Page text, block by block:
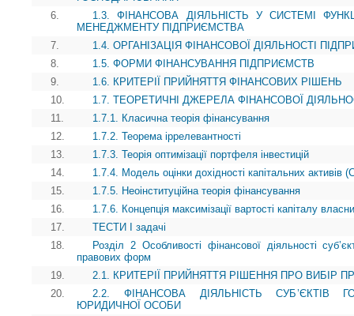
6.
1.3. ФІНАНСОВА ДІЯЛЬНІСТЬ У СИСТЕМІ
МЕНЕДЖМЕНТУ ПІДПРИЄМСТВА
7.
1.4. ОРГАНІЗАЦІЯ ФІНАНСОВОЇ ДІЯЛЬНОСТІ
8.
1.5. ФОРМИ ФІНАНСУВАННЯ ПІДПРИЄМСТВ
9.
1.6. КРИТЕРІЇ ПРИЙНЯТТЯ ФІНАНСОВИХ РІШЕНЬ
10.
1.7. ТЕОРЕТИЧНІ ДЖЕРЕЛА ФІНАНСОВОЇ
11.
1.7.1. Класична теорія фінансування
12.
1.7.2. Теорема іррелевантності
13.
1.7.3. Теорія оптимізації портфеля інвестицій
14.
1.7.4. Модель оцінки дохідності капітальних активів
15.
1.7.5. Неоінституційна теорія фінансування
16.
1.7.6. Концепція максимізації вартості капіталу
17.
ТЕСТИ І задачі
18.
Розділ 2 Особливості фінансової діяльності
правових форм
19.
2.1. КРИТЕРІЇ ПРИЙНЯТТЯ РІШЕННЯ ПРО ВИБІР
20.
2.2. ФІНАНСОВА ДІЯЛЬНІСТЬ СУБ’ЄКТІВ
ЮРИДИЧНОЇ ОСОБИ